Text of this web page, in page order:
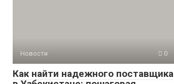
Новости 0
Как найти надежного поставщика